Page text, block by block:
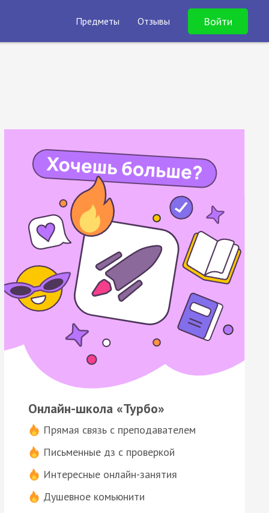
Предметы Отзывы Войти
Онлайн-школа «Турбо»
Прямая связь с преподавателем
Письменные дз с проверкой
Интересные онлайн-занятия
Душевное комьюнити